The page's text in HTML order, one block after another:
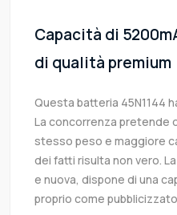
Capacità di
di qualità premium
Questa batteria 45N1144
La concorrenza pretende
stesso peso e maggiore
dei fatti risulta non vero.
e nuova, dispone di una
proprio come